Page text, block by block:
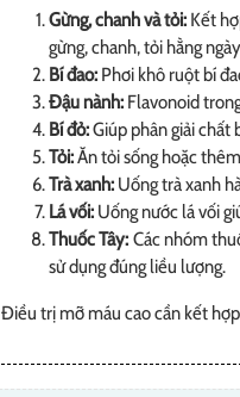
Gừng, chanh và tỏi: Kết
gừng, chanh, tỏi hằng
Bí đao: Phơi khô ruột bí
Đậu nành: Flavonoid
Bí đỏ:Giúp phân giải chất
Tỏi:Ăn tỏi sống hoặc
Trà xanh: Uống trà xanh
Lá vối: Uống nước lá vối
Thuốc Tây: Các nhóm
sử dụng đúng liều lượng.
Điều trị mỡ máu cao cần kết